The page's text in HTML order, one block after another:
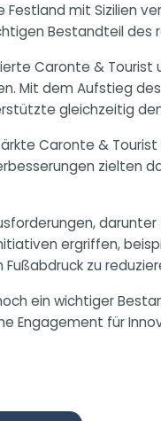
mit Sizilien
Bestandteil
Caronte &
Mit dem Aufstieg
gleichzeitig
Caronte &
zielten
ergriffen,
zu
ein wichtiger
Engagement für